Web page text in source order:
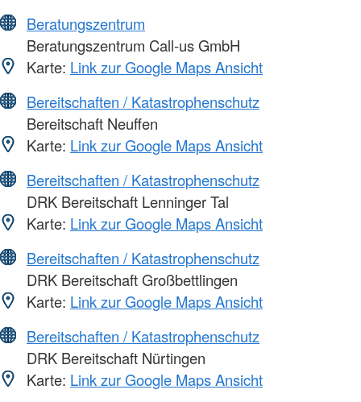
Beratungszentrum
Beratungszentrum Call-us GmbH
Karte: Link zur Google Maps Ansicht
Bereitschaften / Katastrophenschutz
Bereitschaft Neuffen
Karte: Link zur Google Maps Ansicht
Bereitschaften / Katastrophenschutz
DRK Bereitschaft Lenninger Tal
Karte: Link zur Google Maps Ansicht
Bereitschaften / Katastrophenschutz
DRK Bereitschaft Großbettlingen
Karte: Link zur Google Maps Ansicht
Bereitschaften / Katastrophenschutz
DRK Bereitschaft Nürtingen
Karte: Link zur Google Maps Ansicht